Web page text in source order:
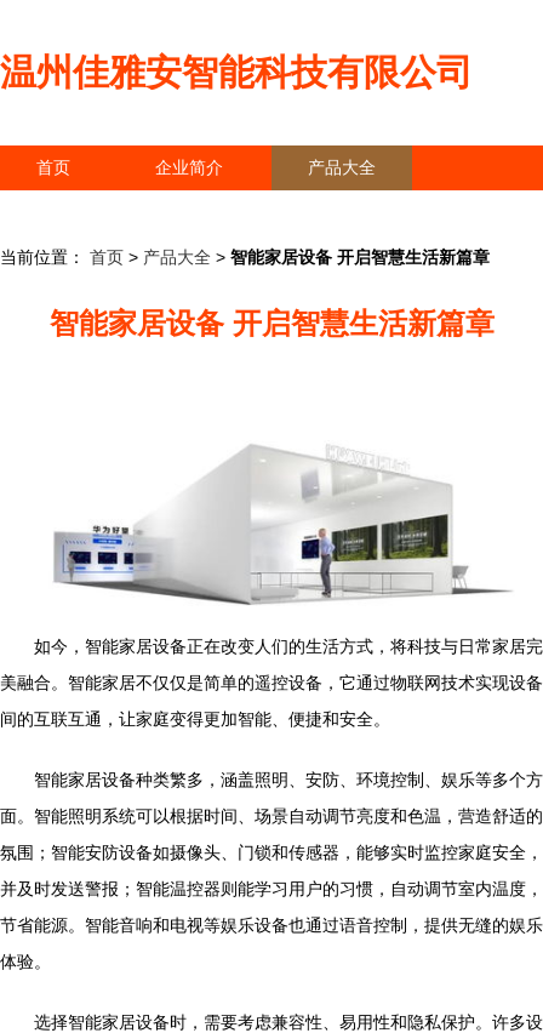
温州佳雅安智能科技有限公司
首页 企业简介 产品大全
当前位置： 首页 > 产品大全 > 智能家居设备 开启智慧生活新篇章
智能家居设备 开启智慧生活新篇章
如今，智能家居设备正在改变人们的生活方式，将科技与日常家居完
美融合。智能家居不仅仅是简单的遥控设备，它通过物联网技术实现设备
间的互联互通，让家庭变得更加智能、便捷和安全。
智能家居设备种类繁多，涵盖照明、安防、环境控制、娱乐等多个方
面。智能照明系统可以根据时间、场景自动调节亮度和色温，营造舒适的
氛围；智能安防设备如摄像头、门锁和传感器，能够实时监控家庭安全，
并及时发送警报；智能温控器则能学习用户的习惯，自动调节室内温度，
节省能源。智能音响和电视等娱乐设备也通过语音控制，提供无缝的娱乐
体验。
选择智能家居设备时，需要考虑兼容性、易用性和隐私保护。许多设